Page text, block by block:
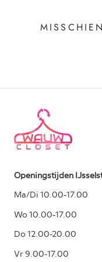
Openingstijden
Ma/Di 10.00-17.00
Wo 10.00-17.00
Do 12.00-20.00
Vr 9.00-17.00